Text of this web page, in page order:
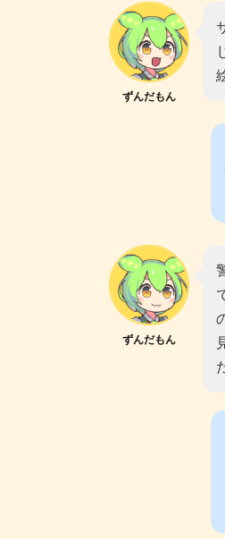
ずんだもん
ずんだもん